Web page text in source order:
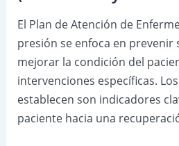
El Plan de Atención de
presión se enfoca en prevenir
mejorar la condición del
intervenciones específicas.
establecen son indicadores
paciente hacia una